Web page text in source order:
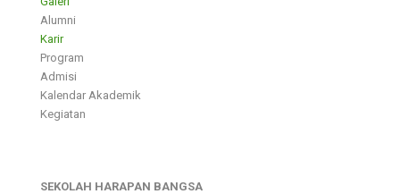
Alumni
Karir
Program
Admisi
Kalendar Akademik
Kegiatan
SEKOLAH HARAPAN BANGSA